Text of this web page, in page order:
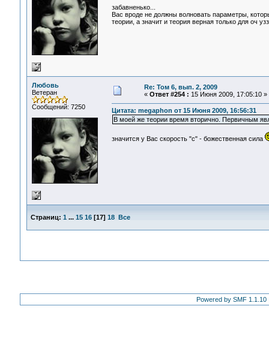
забавненько...
Вас вроде не должны волновать параметры,
теории, а значит и теория верная только для оч
Любовь
Ветеран
Сообщений: 7250
Re: Том 6, вып. 2, 2009
« Ответ #254 : 15 Июня 2009, 17:05:10 »
Цитата: megaphon от 15 Июня 2009, 16:56:31
В моей же теории время вторично. Первичным
значится у Вас скорость "с" - божественная сила
Страниц: 1 ... 15 16[17] 18 Все
Powered by SMF 1.1.10